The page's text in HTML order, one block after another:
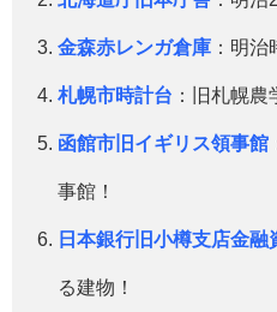
金森赤レンガ倉庫 ：明治
札幌市時計台 ：旧札幌農
函館市旧イギリス領事館
事館！
日本銀行旧小樽支店金融
る建物！